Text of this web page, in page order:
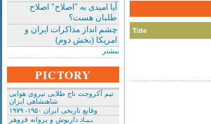
آیا امیدی به "اصلاح" اصلاح
طلبان هست؟
چشم انداز مذاکرات ایران و
امریکا (بخش دوم)
بیشتر
PICTORY
تیم آکروجت تاج طلایی نیروی هوایی
شاهنشاهی ایران
وقایع تاریخی‌ ایران ۱۹۵۰- ۱۹۷۹
بـیـاد داریوش و پروانه فروهر
Title